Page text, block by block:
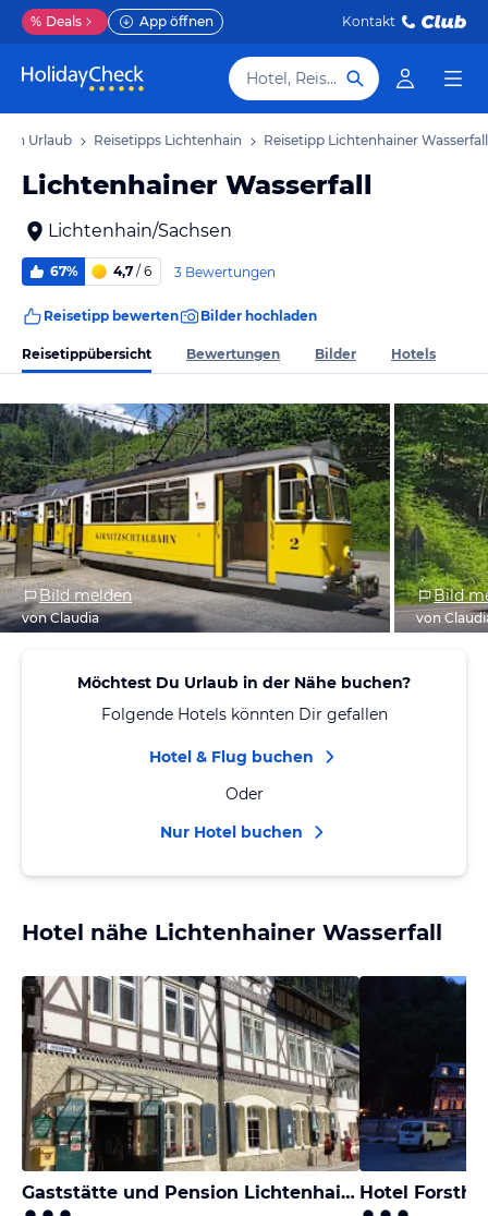
% Deals App öffnen Kontakt
Hotel, Reiseziel
Urlaub Reisetipps Lichtenhain Reisetipp Lichtenhainer Wasserfall
Lichtenhainer Wasserfall
Lichtenhain/Sachsen
67% 4,7 / 6 3 Bewertungen
Reisetipp bewerten Bilder hochladen
Reisetippübersicht Bewertungen Bilder Hotels
Bild melden
von Claudia
Bild
von
Möchtest Du Urlaub in der Nähe buchen?
Folgende Hotels könnten Dir gefallen
Hotel & Flug buchen
Oder
Nur Hotel buchen
Hotel nähe Lichtenhainer Wasserfall
Gaststätte und Pension Lichtenhainer Wasserfall Hotel